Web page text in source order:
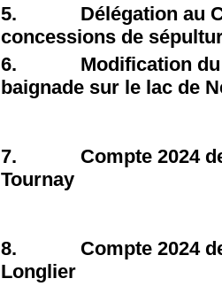
5. Délégation au
concessions de
6. Modification du
baignade sur le lac de
7. Compte 2024 de
Tournay
8. Compte 2024 de
Longlier